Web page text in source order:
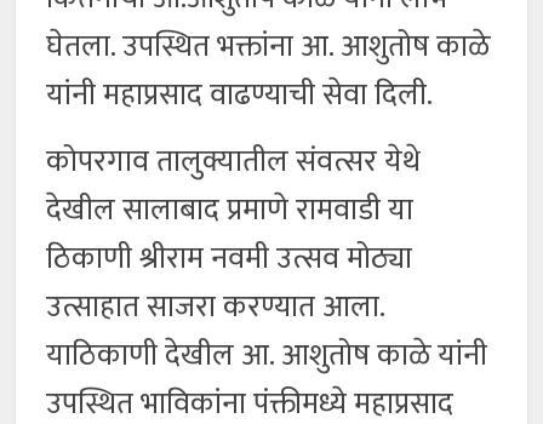
घेतला. उपस्थित भक्तांना आ. आशुतोष काळे
यांनी महाप्रसाद वाढण्याची सेवा दिली.
कोपरगाव तालुक्यातील संवत्सर येथे
देखील सालाबाद प्रमाणे रामवाडी या
ठिकाणी श्रीराम नवमी उत्सव मोठ्या
उत्साहात साजरा करण्यात आला.
याठिकाणी देखील आ. आशुतोष काळे यांनी
उपस्थित भाविकांना पंक्तीमध्ये महाप्रसाद